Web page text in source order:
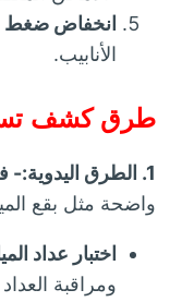
انخفاض ضغط
الأنابيب.
طرق كشف
1. الطرق اليدوية:-
واضحة مثل بقع
اختبار عداد
ومراقبة